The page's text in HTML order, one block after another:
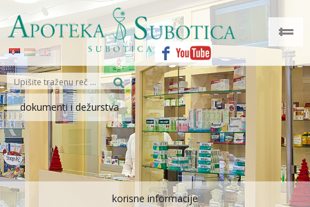
dokumenti i dežurstva
korisne informacije